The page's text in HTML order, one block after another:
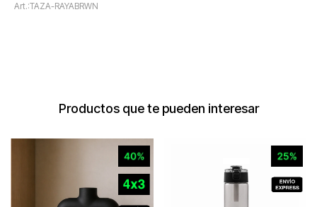
TAZA-RAYABRWN
Productos que te pueden interesar